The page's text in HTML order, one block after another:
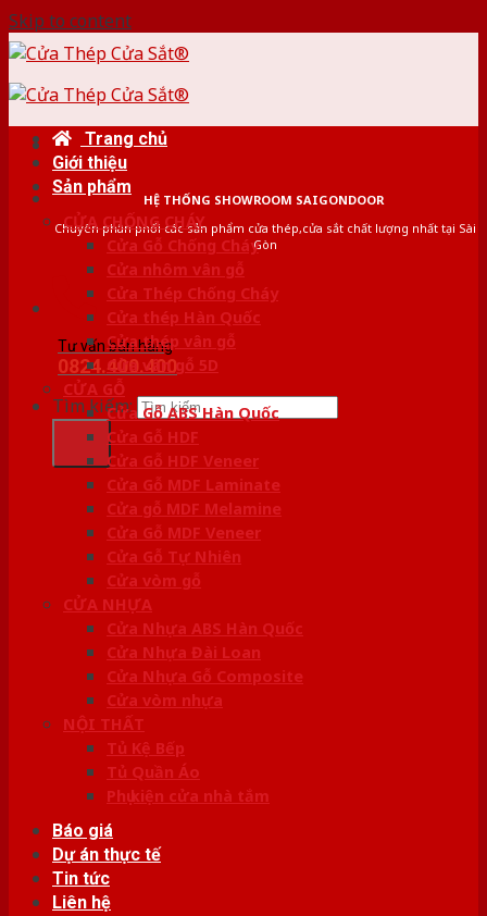
Skip to content
HỆ THỐNG SHOWROOM SAIGONDOOR
Chuyên phân phối các sản phẩm cửa thép,cửa sắt chất lượng nhất tại Sài
Gòn
Tư vấn bán hàng
0824.400.400
Tìm kiếm:
Trang chủ
Giới thiệu
Sản phẩm
CỬA CHỐNG CHÁY
Cửa Gỗ Chống Cháy
Cửa nhôm vân gỗ
Cửa Thép Chống Cháy
Cửa thép Hàn Quốc
Cửa thép vân gỗ
Cửa vân gỗ 5D
CỬA GỖ
Cửa Gỗ ABS Hàn Quốc
Cửa Gỗ HDF
Cửa Gỗ HDF Veneer
Cửa Gỗ MDF Laminate
Cửa gỗ MDF Melamine
Cửa Gỗ MDF Veneer
Cửa Gỗ Tự Nhiên
Cửa vòm gỗ
CỬA NHỰA
Cửa Nhựa ABS Hàn Quốc
Cửa Nhựa Đài Loan
Cửa Nhựa Gỗ Composite
Cửa vòm nhựa
NỘI THẤT
Tủ Kệ Bếp
Tủ Quần Áo
Phụ kiện cửa nhà tắm
Báo giá
Dự án thực tế
Tin tức
Liên hệ